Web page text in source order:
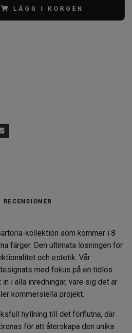
LÄGG I KORGEN
RECENSIONER
kollektion som kommer i 8
färger. Den ultimata lösningen för
och estetik. Vår
med fokus på en tidlös
i alla inredningar, vare sig det är
kommersiella projekt.
hyllning till det förflutna, där
för att återskapa den unika